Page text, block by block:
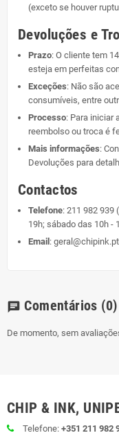
(exceto se houver
Devoluções e
Prazo: O cliente tem
esteja em perfeitas
Exceções: Não são
consumíveis, entre
Processo: Para iniciar
reembolso ou troca é
Mais informações:
Devoluções para
Contactos
Telefone: 211 982 939
19h; sábado das 10h -
Email : geral@chipink.pt
chat Comentários (0)
De momento, sem
CHIP & INK,
Telefone: +351 211 982